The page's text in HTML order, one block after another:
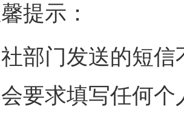
示：
门发送的短信
要求填写任何